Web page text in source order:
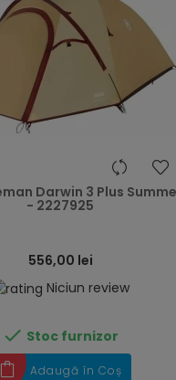
Darwin 3 Plus
- 2227925
556,00 lei
Niciun review
 Stoc furnizor
Adaugă în Coș